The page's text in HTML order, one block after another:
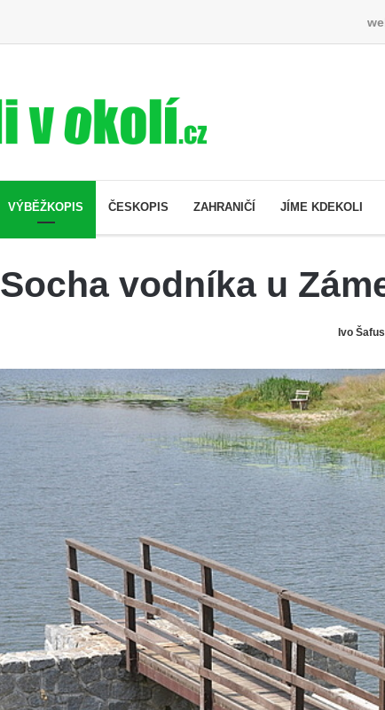
VÝBĚŽKOPIS ČESKOPIS ZAHRANIČÍ JÍME KDEKOLI
Socha vodníka u
Ivo Šafus